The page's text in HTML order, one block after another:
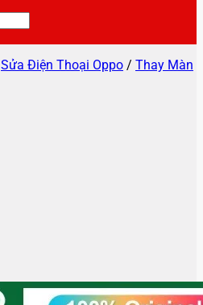
Sửa Điện Thoại Oppo / Thay Màn